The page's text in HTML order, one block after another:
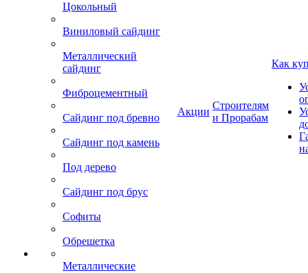
Цокольный
Виниловый сайдинг
Металлический
сайдинг
Фиброцементный
Сайдинг под бревно
Сайдинг под камень
Под дерево
Сайдинг под брус
Софиты
Обрешетка
Металлические
Акции
Строителям
и Прорабам
Как